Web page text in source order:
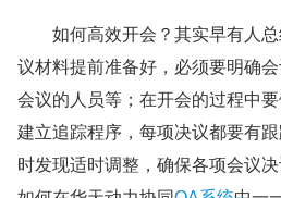
如何高效开会？其实早有人总
议材料提前准备好，必须要明确
会议的人员等；在开会的过程中
建立追踪程序，每项决议都要有
时发现适时调整，确保各项会议